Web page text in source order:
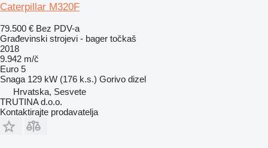
Caterpillar M320F
79.500 € Bez PDV-a
Građevinski strojevi - bager točkaš
2018
9.942 m/č
Euro 5
Snaga 129 kW (176 k.s.) Gorivo dizel
Hrvatska, Sesvete
TRUTINA d.o.o.
Kontaktirajte prodavatelja